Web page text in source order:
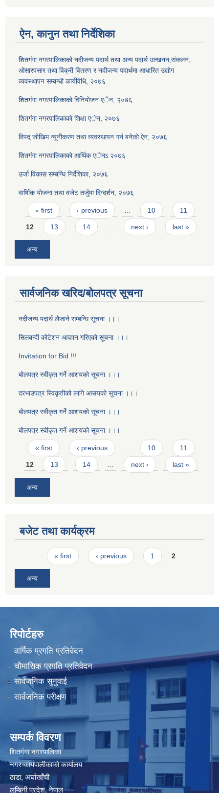
ऐन, कानुन तथा निर्देशिका
शितगंगा नगरपालिकाको नदीजन्य पदार्थ तथा अन्य पदार्थ उत्खनन,संकलन,
ओसारपसार तथा विक्री वितरण र नदीजन्य पदार्थमा आधारित उद्योग
व्यवस्थापन सम्बन्धी कार्यविधि, २०७६
शितगंगा नगरपालिकाकाे विनियाेजन एेन, २०७६
शितगंगा नगरपालिकाकाे शिक्षा एेन, २०७६
विपद् जोखिम न्यूनीकरण तथा व्यवस्थापन गर्न बनेको ऐन, २०७६
शितगंगा नगरपालिकाकाे आर्थिक एेनऽ २०७६
उर्जा विकास सम्बन्धि निर्देशिका, २०७६
वार्षािक योजना तथा वजेट तर्जुमा दिग्दर्शन, २०७६
Pages
« first ‹ previous 10 11
12 13 14 next › last »
अन्य
सार्वजनिक खरिद/बोलपत्र सूचना
नदीजन्य पदार्थ लैजाने सम्बन्धि सूचना ।।।
सिलबन्दी कोटेशन आव्हान गरिएको सूचना ।।।
Invitation for Bid !!!
बोलपत्र स्वीकृत गर्ने आशयको सूचना ।।।
दरभाउपत्र स्विकृतीको लागि आसयको सूचना ।।।
बोलपत्र स्वीकृत गर्ने आशयको सूचना ।।।
बोलपत्र स्वीकृत गर्ने आशयको सूचना ।।।
Pages
« first ‹ previous … 10 11
12 13 14 … next › last »
अन्य
बजेट तथा कार्यक्रम
Pages« first ‹ previous 1 2
अन्य
रिपोर्टहरु
वार्षिक प्रगति प्रतिवेदन
चौमासिक प्रगति प्रतिवेदन
सार्वजनिक सुनुवाई
सार्वजनिक परीक्षण
सम्पर्क विवरण
शितगंगा नगरपालिका
नगर कार्यपालीकाकाे कार्यालय
ठाडा, अर्घाखाँची
लुम्बिनी प्रदेश, नेपाल